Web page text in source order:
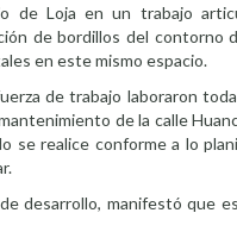
de Loja en un trabajo
de bordillos del contorno
en este mismo espacio.
de trabajo laboraron
de la calle
se realice conforme a lo
desarrollo, manifestó que